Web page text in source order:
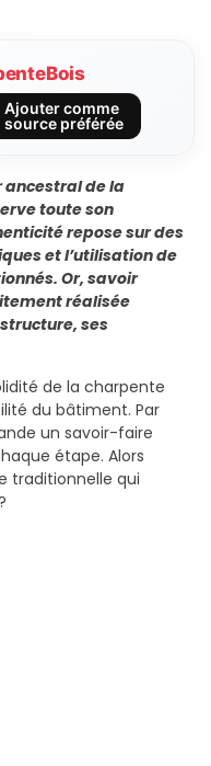
Ajouter comme
source préférée
de la
toute son
repose sur des
et l’utilisation de
Or, savoir
réalisée
ses
de la charpente
du bâtiment. Par
un savoir-faire
étape. Alors
traditionnelle qui